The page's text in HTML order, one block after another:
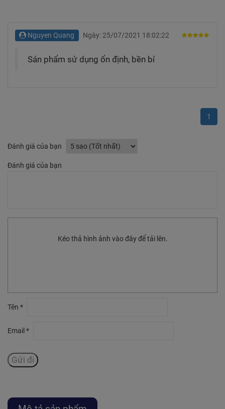
Nguyen Quang Ngày: 25/07/2021 18:02:22
Sản phẩm sử dụng ổn định, bền bỉ
1
Đánh giá của bạn
Đánh giá của bạn
Kéo thả hình ảnh vào đây để tải lên.
Tên *
Email *